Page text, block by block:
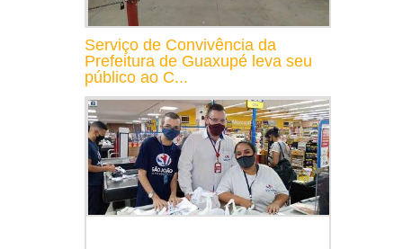
Serviço de Convivência da
Prefeitura de Guaxupé leva seu
público ao C...